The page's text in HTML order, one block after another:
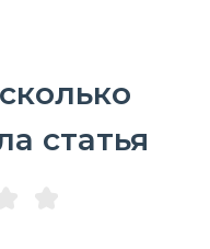
статья